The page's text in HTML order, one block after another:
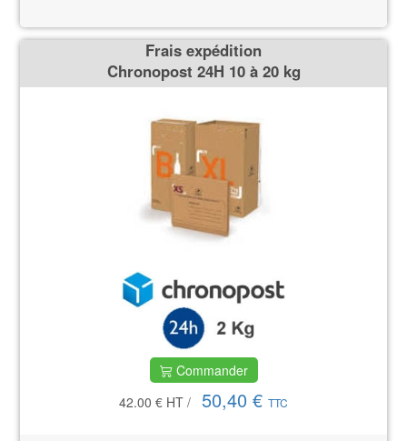
Frais expédition
Chronopost 24H 10 à 20 kg
Commander
42.00 € HT / 50,40 € TTC